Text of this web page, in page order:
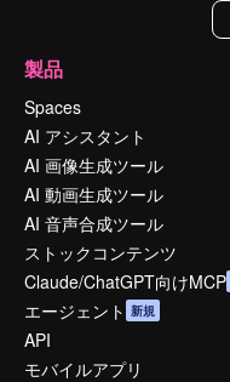
製品
Spaces
AI アシスタント
AI 画像生成ツール
AI 動画生成ツール
AI 音声合成ツール
ストックコンテンツ
Claude/ChatGPT向けMCP
エージェント 新規
API
モバイルアプリ